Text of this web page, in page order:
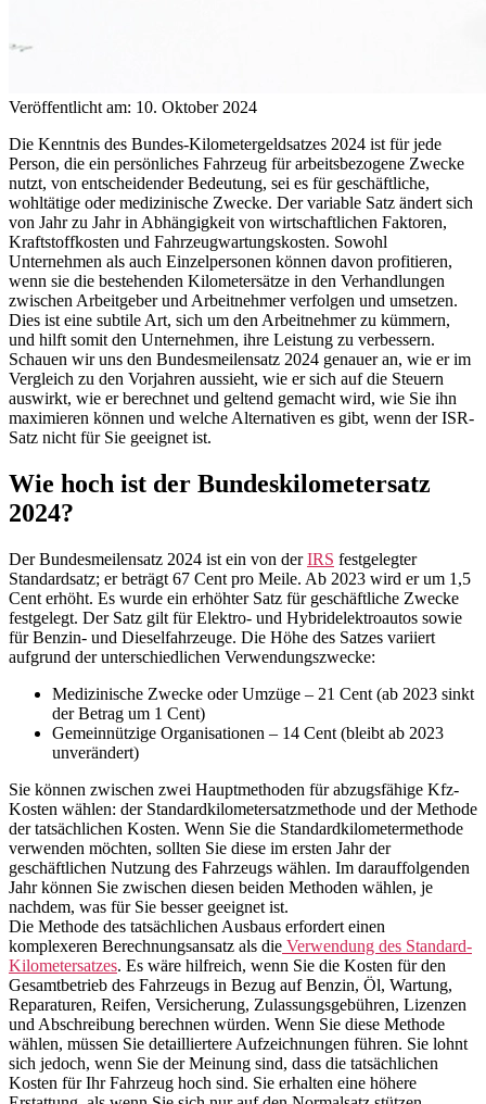
Veröffentlicht am: 10. Oktober 2024
Die Kenntnis des Bundes-Kilometergeldsatzes 2024 ist für jede
Person, die ein persönliches Fahrzeug für arbeitsbezogene Zwecke
nutzt, von entscheidender Bedeutung, sei es für geschäftliche,
wohltätige oder medizinische Zwecke. Der variable Satz ändert sich
von Jahr zu Jahr in Abhängigkeit von wirtschaftlichen Faktoren,
Kraftstoffkosten und Fahrzeugwartungskosten. Sowohl
Unternehmen als auch Einzelpersonen können davon profitieren,
wenn sie die bestehenden Kilometersätze in den Verhandlungen
zwischen Arbeitgeber und Arbeitnehmer verfolgen und umsetzen.
Dies ist eine subtile Art, sich um den Arbeitnehmer zu kümmern,
und hilft somit den Unternehmen, ihre Leistung zu verbessern.
Schauen wir uns den Bundesmeilensatz 2024 genauer an, wie er im
Vergleich zu den Vorjahren aussieht, wie er sich auf die Steuern
auswirkt, wie er berechnet und geltend gemacht wird, wie Sie ihn
maximieren können und welche Alternativen es gibt, wenn der ISR-
Satz nicht für Sie geeignet ist.
Wie hoch ist der Bundeskilometersatz
2024?
Der Bundesmeilensatz 2024 ist ein von derIRS festgelegter
Standardsatz; er beträgt 67 Cent pro Meile. Ab 2023 wird er um 1,5
Cent erhöht. Es wurde ein erhöhter Satz für geschäftliche Zwecke
festgelegt. Der Satz gilt für Elektro- und Hybridelektroautos sowie
für Benzin- und Dieselfahrzeuge. Die Höhe des Satzes variiert
aufgrund der unterschiedlichen Verwendungszwecke:
Medizinische Zwecke oder Umzüge – 21 Cent (ab 2023 sinkt
der Betrag um 1 Cent)
Gemeinnützige Organisationen – 14 Cent (bleibt ab 2023
unverändert)
Sie können zwischen zwei Hauptmethoden für abzugsfähige Kfz-
Kosten wählen: der Standardkilometersatzmethode und der Methode
der tatsächlichen Kosten. Wenn Sie die Standardkilometermethode
verwenden möchten, sollten Sie diese im ersten Jahr der
geschäftlichen Nutzung des Fahrzeugs wählen. Im darauffolgenden
Jahr können Sie zwischen diesen beiden Methoden wählen, je
nachdem, was für Sie besser geeignet ist.
Die Methode des tatsächlichen Ausbaus erfordert einen
komplexeren Berechnungsansatz als die Verwendung des Standard-
Kilometersatzes. Es wäre hilfreich, wenn Sie die Kosten für den
Gesamtbetrieb des Fahrzeugs in Bezug auf Benzin, Öl, Wartung,
Reparaturen, Reifen, Versicherung, Zulassungsgebühren, Lizenzen
und Abschreibung berechnen würden. Wenn Sie diese Methode
wählen, müssen Sie detailliertere Aufzeichnungen führen. Sie lohnt
sich jedoch, wenn Sie der Meinung sind, dass die tatsächlichen
Kosten für Ihr Fahrzeug hoch sind. Sie erhalten eine höhere